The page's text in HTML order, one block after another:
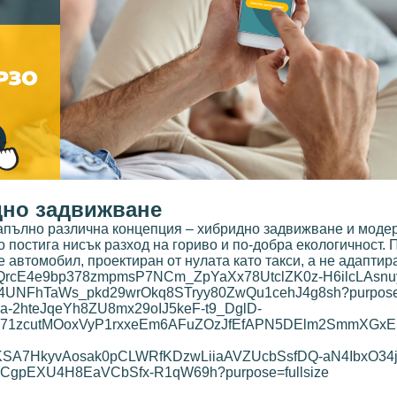
задвижване
различна концепция – хибридно задвижване и
нисък разход на гориво и по-добра
проектиран от нулата като такси, а не